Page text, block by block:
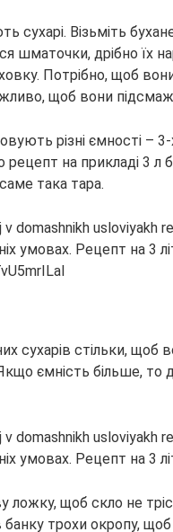
сухарі. Візьміть
шматочки, дрібно їх
Потрібно, щоб
щоб вони
різні ємності – 3-
рецепт на прикладі 3
така тара.
сухарів стільки, щоб
ємність більше, то
ложку, щоб скло не
трохи окропу, щоб